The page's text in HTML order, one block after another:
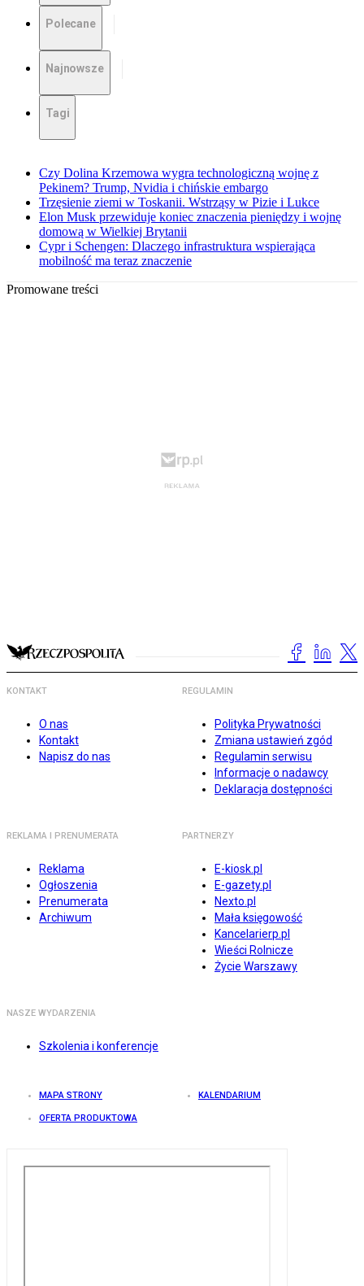
Polecane
Najnowsze
Tagi
Czy Dolina Krzemowa wygra technologiczną wojnę z
Pekinem? Trump, Nvidia i chińskie embargo
Trzęsienie ziemi w Toskanii. Wstrząsy w Pizie i Lukce
Elon Musk przewiduje koniec znaczenia pieniędzy i wojnę
domową w Wielkiej Brytanii
Cypr i Schengen: Dlaczego infrastruktura wspierająca
mobilność ma teraz znaczenie
Promowane treści
KONTAKT
O nas
Kontakt
Napisz do nas
REGULAMIN
Polityka Prywatności
Zmiana ustawień zgód
Regulamin serwisu
Informacje o nadawcy
Deklaracja dostępności
REKLAMA I PRENUMERATA
Reklama
Ogłoszenia
Prenumerata
Archiwum
PARTNERZY
E-kiosk.pl
E-gazety.pl
Nexto.pl
Mała księgowość
Kancelarierp.pl
Wieści Rolnicze
Życie Warszawy
NASZE WYDARZENIA
Szkolenia i konferencje
MAPA STRONY KALENDARIUM
OFERTA PRODUKTOWA